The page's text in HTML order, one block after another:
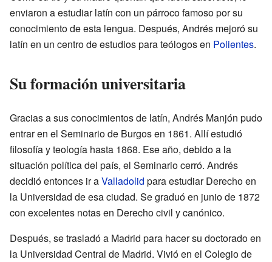
enviaron a estudiar latín con un párroco famoso por su
conocimiento de esta lengua. Después, Andrés mejoró su
latín en un centro de estudios para teólogos en Polientes.
Su formación universitaria
Gracias a sus conocimientos de latín, Andrés Manjón pudo
entrar en el Seminario de Burgos en 1861. Allí estudió
filosofía y teología hasta 1868. Ese año, debido a la
situación política del país, el Seminario cerró. Andrés
decidió entonces ir aValladolid para estudiar Derecho en
la Universidad de esa ciudad. Se graduó en junio de 1872
con excelentes notas en Derecho civil y canónico.
Después, se trasladó a Madrid para hacer su doctorado en
la Universidad Central de Madrid. Vivió en el Colegio de